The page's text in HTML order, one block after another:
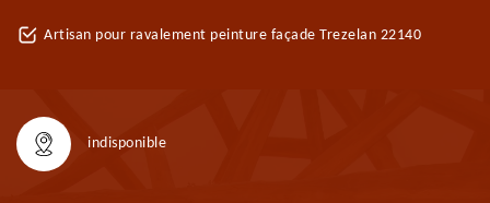
Artisan pour ravalement peinture façade Trezelan 22140
indisponible